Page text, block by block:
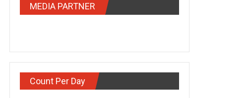
MEDIA PARTNER
Count Per Day